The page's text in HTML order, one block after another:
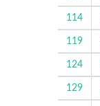
114
119
124
129